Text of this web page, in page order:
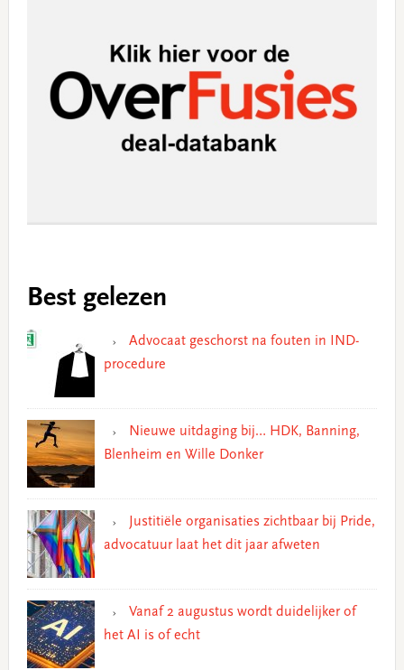
Best gelezen
Advocaat geschorst na fouten in IND-
procedure
Nieuwe uitdaging bij… HDK, Banning,
Blenheim en Wille Donker
Justitiële organisaties zichtbaar bij Pride,
advocatuur laat het dit jaar afweten
Vanaf 2 augustus wordt duidelijker of
het AI is of echt